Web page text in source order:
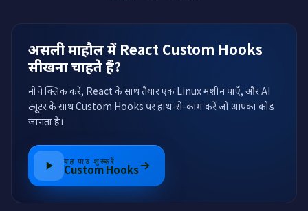
असली माहौल में React Custom Hooks
सीखना चाहते हैं?
नीचे क्लिक करें, React के साथ तैयार एक Linux मशीन पाएँ, और AI
ट्यूटर के साथ Custom Hooks पर हाथ-से-काम करें जो आपका कोड
जानता है।
यह पाठ शुरू करें
Custom Hooks